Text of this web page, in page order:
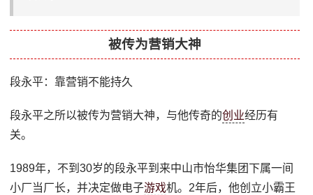
被传为营销大神
段永平：靠营销不能持久
段永平之所以被传为营销大神，与他传奇的创业经历有
关。
1989年，不到30岁的段永平到来中山市怡华集团下属一间
小厂当厂长，并决定做电子游戏机。2年后，他创立小霸王